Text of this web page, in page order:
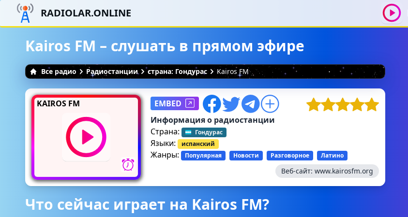
RADIOLAR.ONLINE
Kairos FM – слушать в прямом эфире
Все радио Радиостанции страна: Гондурас Kairos FM
KAIROS FM
EMBED
Информация о радиостанции
Страна:
Гондурас
Языки: испанский
Жанры: Популярная Новости Разговорное Латино
Веб-сайт: www.kairosfm.org
Что сейчас играет на Kairos FM?